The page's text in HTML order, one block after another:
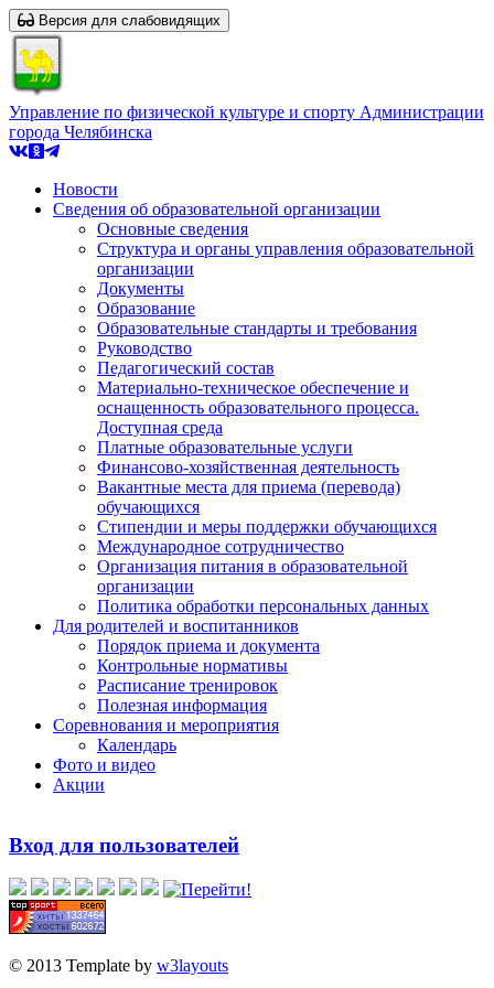
Версия для слабовидящих
Управление по физической культуре и спорту Администрации
города Челябинска
Новости
Сведения об образовательной организации
Основные сведения
Структура и органы управления образовательной
организации
Документы
Образование
Образовательные стандарты и требования
Руководство
Педагогический состав
Материально-техническое обеспечение и
оснащенность образовательного процесса.
Доступная среда
Платные образовательные услуги
Финансово-хозяйственная деятельность
Вакантные места для приема (перевода)
обучающихся
Стипендии и меры поддержки обучающихся
Международное сотрудничество
Организация питания в образовательной
организации
Политика обработки персональных данных
Для родителей и воспитанников
Порядок приема и документа
Контрольные нормативы
Расписание тренировок
Полезная информация
Соревнования и мероприятия
Календарь
Фото и видео
Акции
Вход для пользователей
© 2013 Template by w3layouts